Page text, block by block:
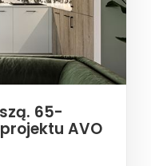
65-
AVO